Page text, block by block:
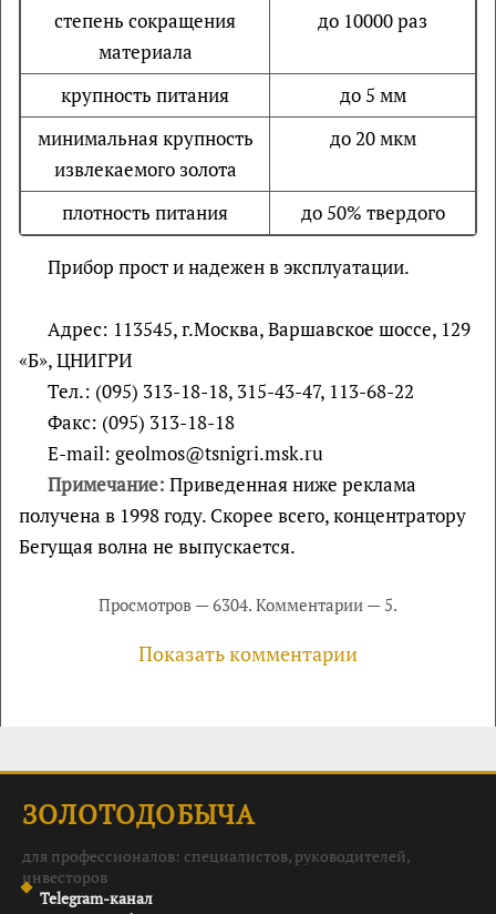
степень сокращения
материала
до 10000 раз
крупность питания
до 5 мм
минимальная крупность
извлекаемого золота
до 20 мкм
плотность питания до 50% твердого
Прибор прост и надежен в эксплуатации.
Адрес: 113545, г.Москва, Варшавское шоссе, 129
«Б», ЦНИГРИ
Тел.: (095) 313-18-18, 315-43-47, 113-68-22
Факс: (095) 313-18-18
Е-mail: geolmos@tsnigri.msk.ru
Примечание: Приведенная ниже реклама
получена в 1998 году. Скорее всего, концентратору
Бегущая волна не выпускается.
Просмотров — 6304. Комментарии — 5.
Показать комментарии
ЗОЛОТОДОБЫЧА
для профессионалов: специалистов, руководителей,
инвесторов
Telegram-канал